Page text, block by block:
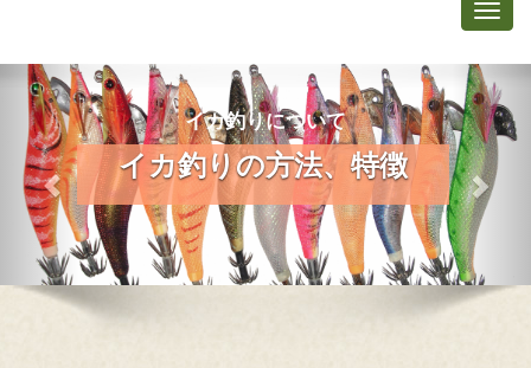
イカ釣りについて
イカ釣りの方法、特徴